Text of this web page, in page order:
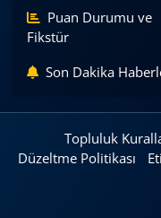
Puan Durumu ve
Fikstür
Son Dakika
Topluluk
Düzeltme Politikası